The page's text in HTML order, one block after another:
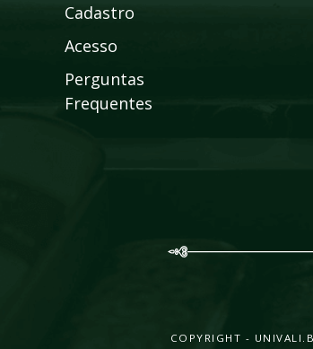
Cadastro
Acesso
Perguntas
Frequentes
COPYRIGHT -